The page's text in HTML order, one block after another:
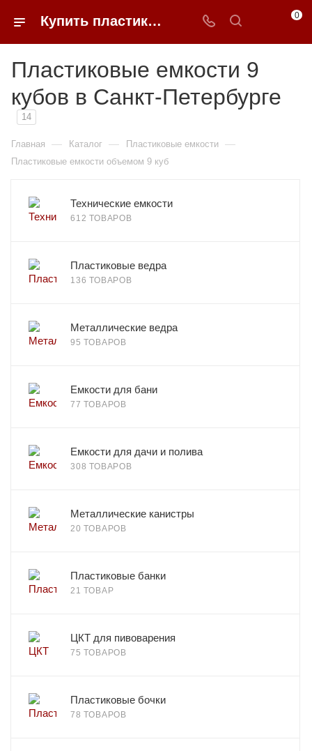
Купить пластиковые емкости 9 кубов в Санкт-Петербурге 0
Пластиковые емкости 9
кубов в Санкт-Петербурге
14
Главная — Каталог — Пластиковые емкости —
Пластиковые емкости объемом 9 куб
Технические емкости
612 ТОВАРОВ
Пластиковые ведра
136 ТОВАРОВ
Металлические ведра
95 ТОВАРОВ
Емкости для бани
77 ТОВАРОВ
Емкости для дачи и полива
308 ТОВАРОВ
Металлические канистры
20 ТОВАРОВ
Пластиковые банки
21 ТОВАР
ЦКТ для пивоварения
75 ТОВАРОВ
Пластиковые бочки
78 ТОВАРОВ